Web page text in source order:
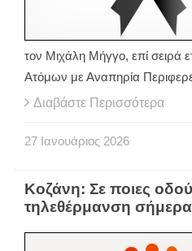
τον Μιχάλη Μήγγο, επί σειρά
Ατόμων με Αναπηρία
Διαβάστε Περισσότερα
27 Ιανουάριος 2026
Κοζάνη: Σε ποιες
τηλεθέρμανση σήμερα